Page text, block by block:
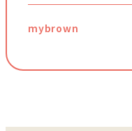
mybrown